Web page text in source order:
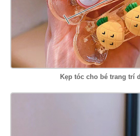
Kẹp tóc cho bé trang trí